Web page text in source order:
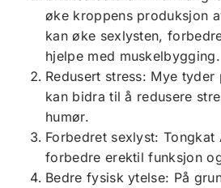
øke kroppens produksjon
kan øke sexlysten,
hjelpe med muskelbygging.
Redusert stress: Mye tyder
kan bidra til å redusere
humør.
Forbedret sexlyst:
forbedre erektil funksjon
Bedre fysisk ytelse: På